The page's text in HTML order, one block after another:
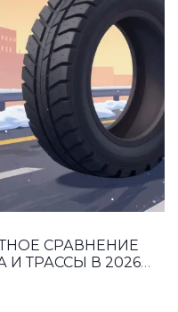
СРАВНЕНИЕ
ТРАССЫ В 2026